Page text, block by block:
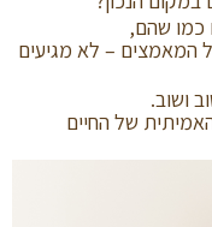
כמו שהם,
המאמצים – לא מגיעים
ושוב.
של החיים